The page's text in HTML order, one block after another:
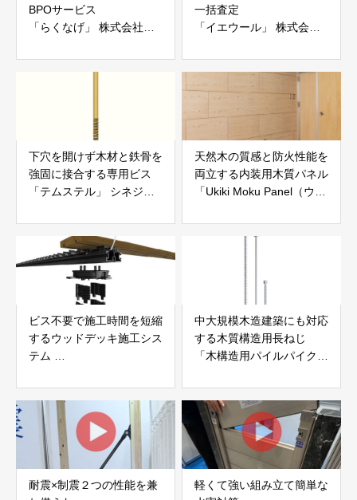
BPOサービス
「らくなげ」 株式会社い
一括査定
「イエウール」 株式会社
下穴を開けず木材と鉄骨を
強固に接合する専用ビス
「テムステル」 シネジッ
天然木の質感と防火性能を
両立する内装用木質パネル
「Ukiki Moku Panel（ウキ
社サンパテック
ビス不要で施工時間を短縮
するウッドデッキ施工シス
テム
JAPAN
中大規模木造建築にも対応
する木質構造用長ねじ
「木構造用パイルパイクビ
耐震×制震２つの性能を兼
軽くて強い組み立て簡単な